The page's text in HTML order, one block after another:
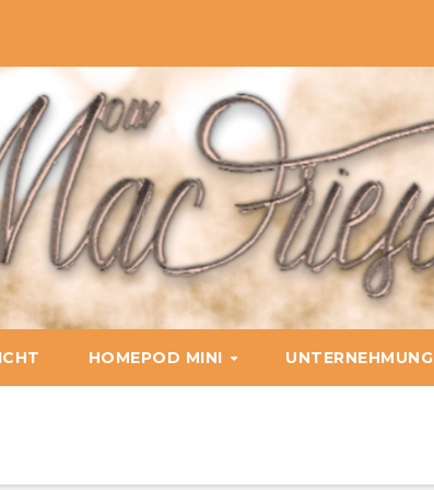
HOMEPOD MINI UNTERNEHMUNG